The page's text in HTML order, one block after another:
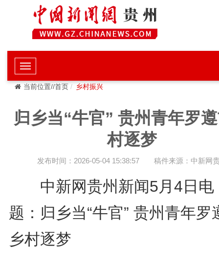
当前位置//首页 乡村振兴
归乡当“牛官” 贵州青年罗
村逐梦
发布时间：2026-05-04 15:38:57 稿件来源：中新网
中新网贵州新闻5月4日
题：归乡当“牛官” 贵州青年罗
乡村逐梦